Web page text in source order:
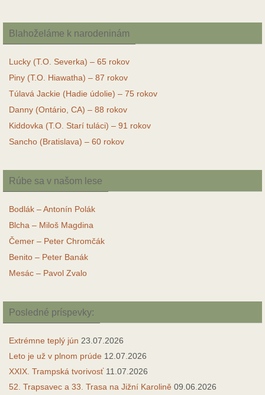
Blahoželáme k narodeninám
Lucky (T.O. Severka) – 65 rokov
Piny (T.O. Hiawatha) – 87 rokov
Túlavá Jackie (Hadie údolie) – 75 rokov
Danny (Ontário, CA) – 88 rokov
Kiddovka (T.O. Starí tuláci) – 91 rokov
Sancho (Bratislava) – 60 rokov
Rúbe sa v našom lese
Bodlák – Antonín Polák
Blcha – Miloš Magdina
Čemer – Peter Chromčák
Benito – Peter Banák
Mesác – Pavol Zvalo
Posledné príspevky:
Extrémne teplý jún 23.07.2026
Leto je už v plnom prúde 12.07.2026
XXIX. Trampská tvorivosť 11.07.2026
52. Trapsavec a 33. Trasa na Jižní Karolině 09.06.2026